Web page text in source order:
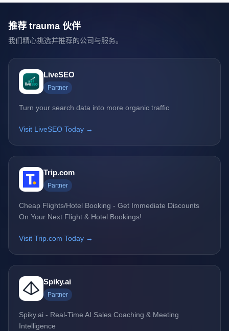
推荐 trauma 伙伴
我们精心挑选并推荐的公司与服务。
LiveSEO
Partner
Turn your search data into more organic traffic
Visit LiveSEO Today →
Trip.com
Partner
Cheap Flights/Hotel Booking - Get Immediate Discounts
On Your Next Flight & Hotel Bookings!
Visit Trip.com Today →
Spiky.ai
Partner
Spiky.ai - Real-Time AI Sales Coaching & Meeting
Intelligence